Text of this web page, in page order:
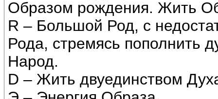
Образом рождения. Жить
R – Большой Род, с
Рода, стремясь пополнить
Народ.
D – Жить двуединством